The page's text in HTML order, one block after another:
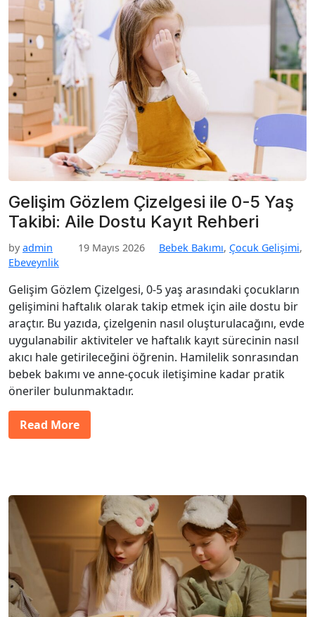
Gelişim Gözlem Çizelgesi ile 0-5 Yaş
Takibi: Aile Dostu Kayıt Rehberi
by admin 19 Mayıs 2026 Bebek Bakımı, Çocuk Gelişimi,
Ebeveynlik
Gelişim Gözlem Çizelgesi, 0-5 yaş arasındaki çocukların
gelişimini haftalık olarak takip etmek için aile dostu bir
araçtır. Bu yazıda, çizelgenin nasıl oluşturulacağını, evde
uygulanabilir aktiviteler ve haftalık kayıt sürecinin nasıl
akıcı hale getirileceğini öğrenin. Hamilelik sonrasından
bebek bakımı ve anne-çocuk iletişimine kadar pratik
öneriler bulunmaktadır.
Read More